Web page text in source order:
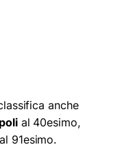
anche
al 40esimo,
al 91esimo.